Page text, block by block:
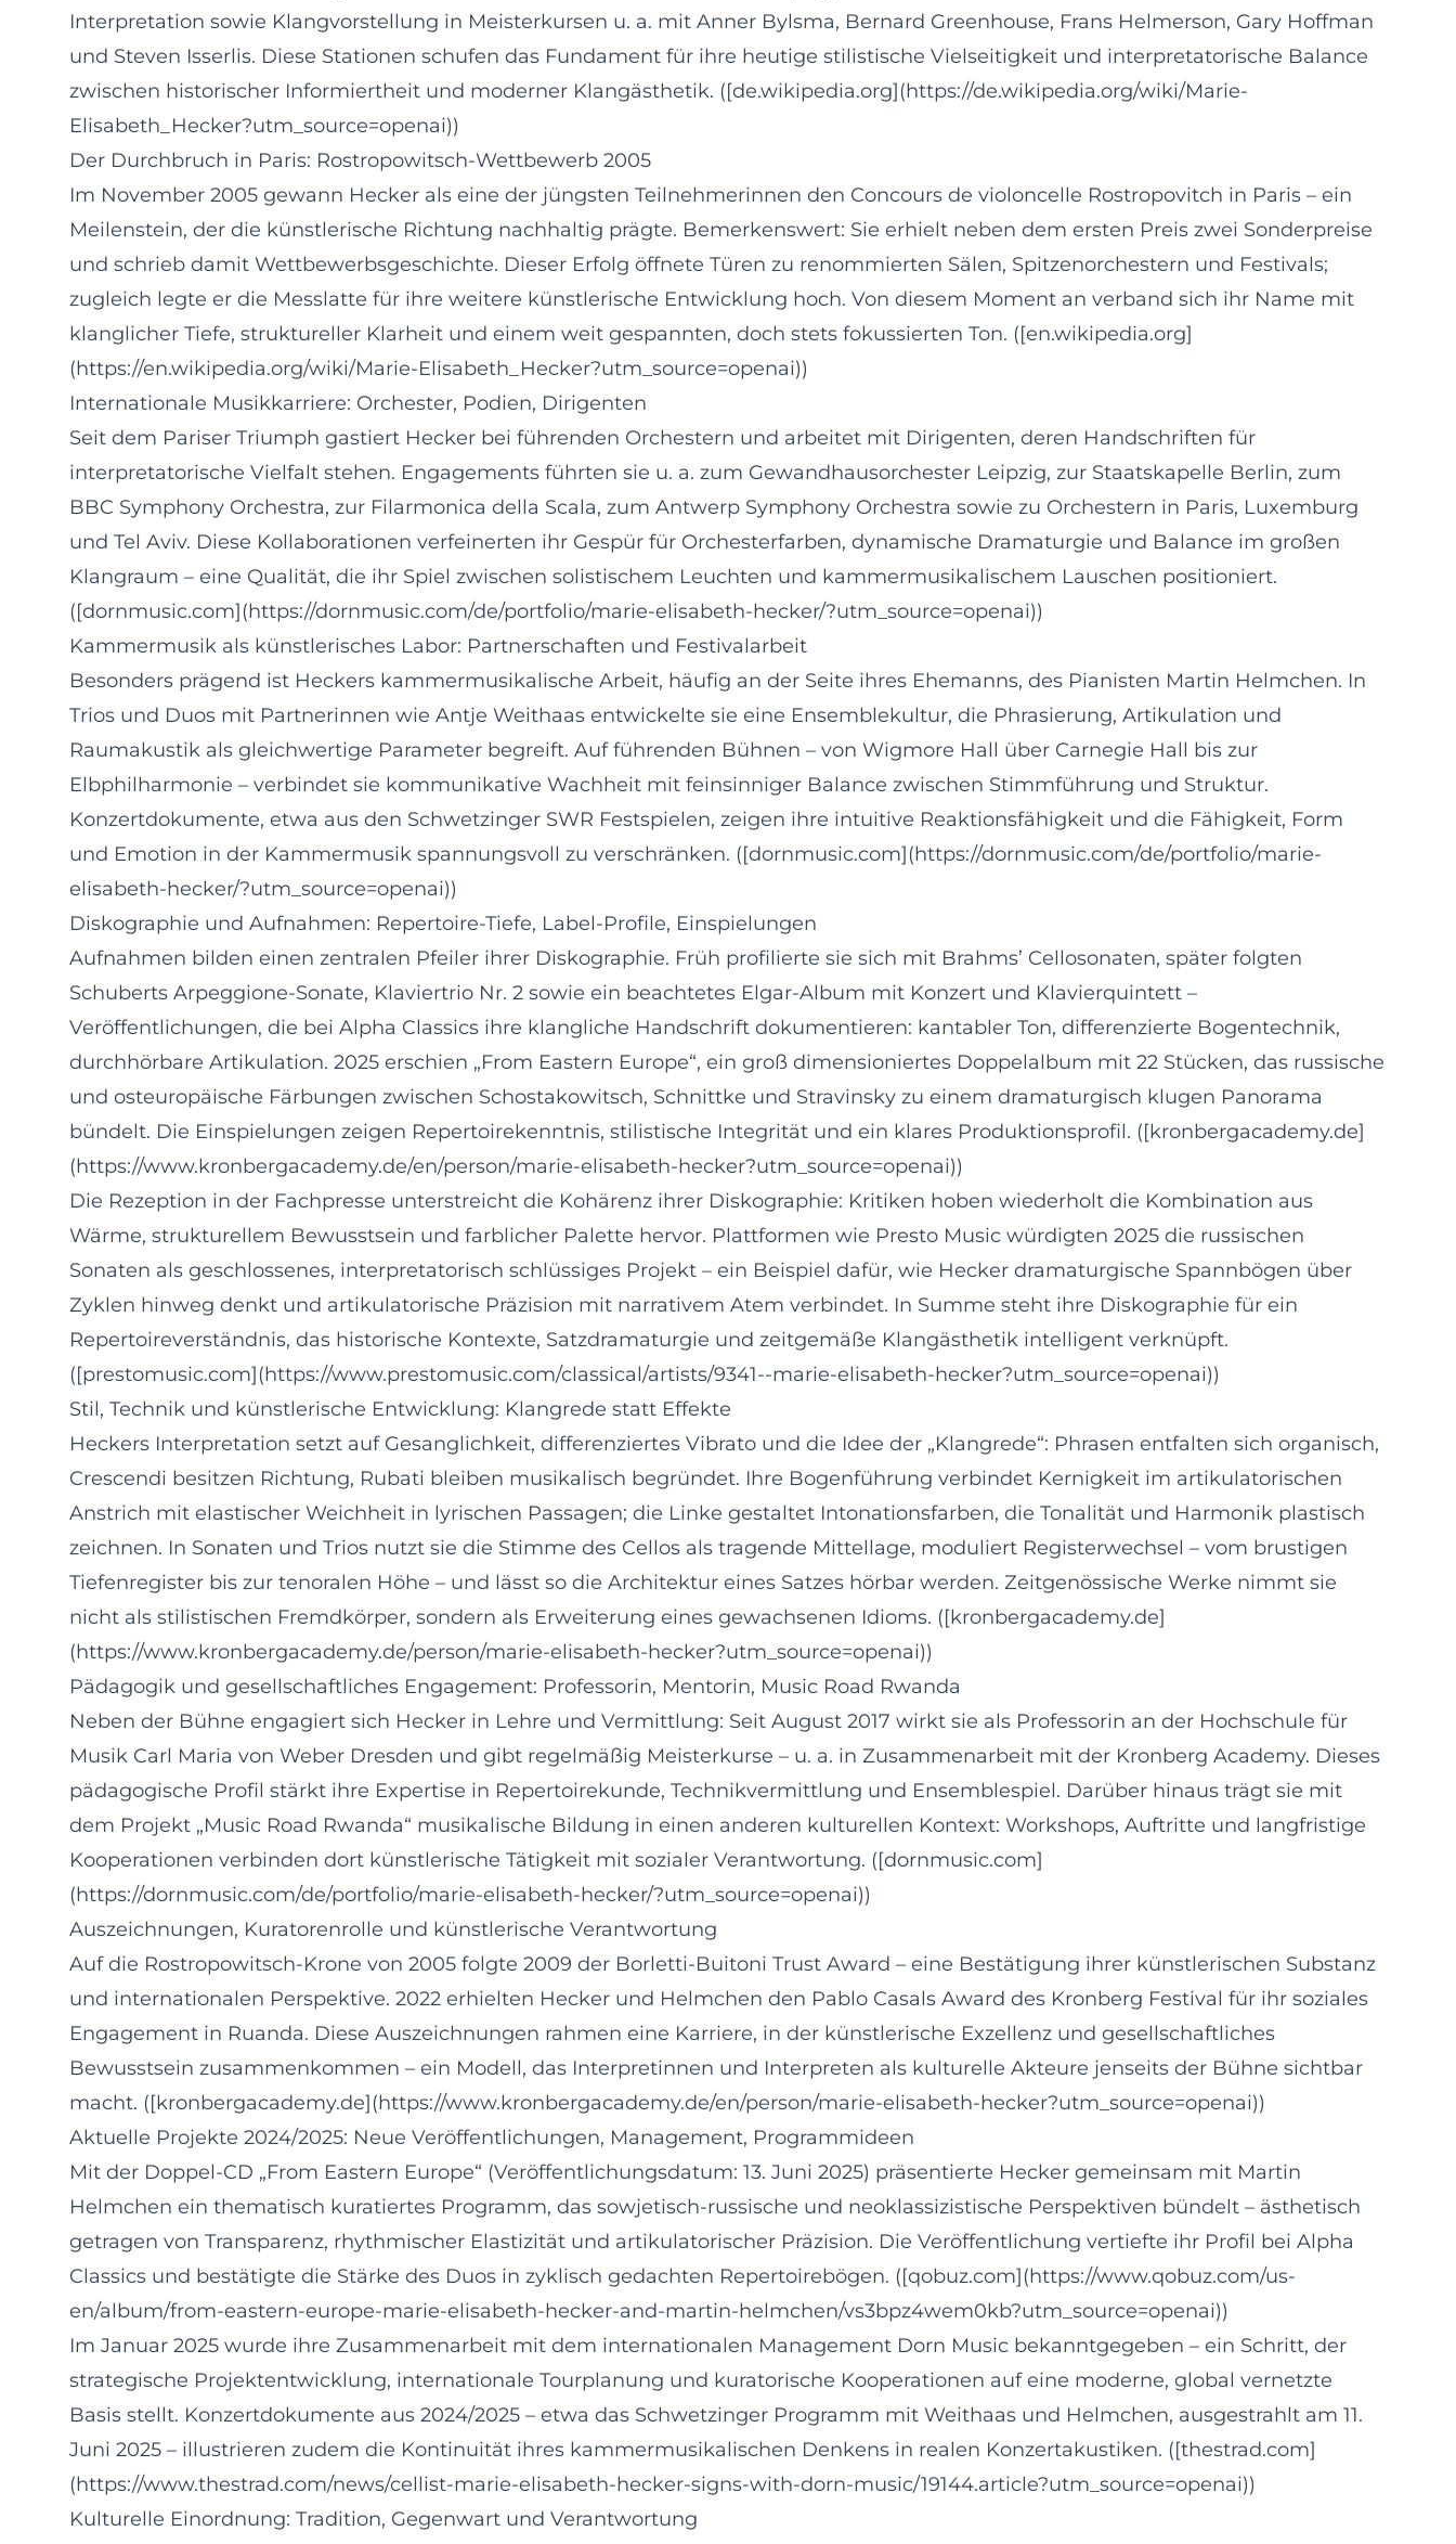
Interpretation sowie Klangvorstellung in Meisterkursen u. a. mit Anner Bylsma, Bernard Greenhouse, Frans Helmerson, Gary Hoffman
und Steven Isserlis. Diese Stationen schufen das Fundament für ihre heutige stilistische Vielseitigkeit und interpretatorische Balance
zwischen historischer Informiertheit und moderner Klangästhetik. ([de.wikipedia.org](https://de.wikipedia.org/wiki/Marie-
Elisabeth_Hecker?utm_source=openai))
Der Durchbruch in Paris: Rostropowitsch-Wettbewerb 2005
Im November 2005 gewann Hecker als eine der jüngsten Teilnehmerinnen den Concours de violoncelle Rostropovitch in Paris – ein
Meilenstein, der die künstlerische Richtung nachhaltig prägte. Bemerkenswert: Sie erhielt neben dem ersten Preis zwei Sonderpreise
und schrieb damit Wettbewerbsgeschichte. Dieser Erfolg öffnete Türen zu renommierten Sälen, Spitzenorchestern und Festivals;
zugleich legte er die Messlatte für ihre weitere künstlerische Entwicklung hoch. Von diesem Moment an verband sich ihr Name mit
klanglicher Tiefe, struktureller Klarheit und einem weit gespannten, doch stets fokussierten Ton. ([en.wikipedia.org]
(https://en.wikipedia.org/wiki/Marie-Elisabeth_Hecker?utm_source=openai))
Internationale Musikkarriere: Orchester, Podien, Dirigenten
Seit dem Pariser Triumph gastiert Hecker bei führenden Orchestern und arbeitet mit Dirigenten, deren Handschriften für
interpretatorische Vielfalt stehen. Engagements führten sie u. a. zum Gewandhausorchester Leipzig, zur Staatskapelle Berlin, zum
BBC Symphony Orchestra, zur Filarmonica della Scala, zum Antwerp Symphony Orchestra sowie zu Orchestern in Paris, Luxemburg
und Tel Aviv. Diese Kollaborationen verfeinerten ihr Gespür für Orchesterfarben, dynamische Dramaturgie und Balance im großen
Klangraum – eine Qualität, die ihr Spiel zwischen solistischem Leuchten und kammermusikalischem Lauschen positioniert.
([dornmusic.com](https://dornmusic.com/de/portfolio/marie-elisabeth-hecker/?utm_source=openai))
Kammermusik als künstlerisches Labor: Partnerschaften und Festivalarbeit
Besonders prägend ist Heckers kammermusikalische Arbeit, häufig an der Seite ihres Ehemanns, des Pianisten Martin Helmchen. In
Trios und Duos mit Partnerinnen wie Antje Weithaas entwickelte sie eine Ensemblekultur, die Phrasierung, Artikulation und
Raumakustik als gleichwertige Parameter begreift. Auf führenden Bühnen – von Wigmore Hall über Carnegie Hall bis zur
Elbphilharmonie – verbindet sie kommunikative Wachheit mit feinsinniger Balance zwischen Stimmführung und Struktur.
Konzertdokumente, etwa aus den Schwetzinger SWR Festspielen, zeigen ihre intuitive Reaktionsfähigkeit und die Fähigkeit, Form
und Emotion in der Kammermusik spannungsvoll zu verschränken. ([dornmusic.com](https://dornmusic.com/de/portfolio/marie-
elisabeth-hecker/?utm_source=openai))
Diskographie und Aufnahmen: Repertoire-Tiefe, Label-Profile, Einspielungen
Aufnahmen bilden einen zentralen Pfeiler ihrer Diskographie. Früh profilierte sie sich mit Brahms’ Cellosonaten, später folgten
Schuberts Arpeggione-Sonate, Klaviertrio Nr. 2 sowie ein beachtetes Elgar-Album mit Konzert und Klavierquintett –
Veröffentlichungen, die bei Alpha Classics ihre klangliche Handschrift dokumentieren: kantabler Ton, differenzierte Bogentechnik,
durchhörbare Artikulation. 2025 erschien „From Eastern Europe“, ein groß dimensioniertes Doppelalbum mit 22 Stücken, das russische
und osteuropäische Färbungen zwischen Schostakowitsch, Schnittke und Stravinsky zu einem dramaturgisch klugen Panorama
bündelt. Die Einspielungen zeigen Repertoirekenntnis, stilistische Integrität und ein klares Produktionsprofil. ([kronbergacademy.de]
(https://www.kronbergacademy.de/en/person/marie-elisabeth-hecker?utm_source=openai))
Die Rezeption in der Fachpresse unterstreicht die Kohärenz ihrer Diskographie: Kritiken hoben wiederholt die Kombination aus
Wärme, strukturellem Bewusstsein und farblicher Palette hervor. Plattformen wie Presto Music würdigten 2025 die russischen
Sonaten als geschlossenes, interpretatorisch schlüssiges Projekt – ein Beispiel dafür, wie Hecker dramaturgische Spannbögen über
Zyklen hinweg denkt und artikulatorische Präzision mit narrativem Atem verbindet. In Summe steht ihre Diskographie für ein
Repertoireverständnis, das historische Kontexte, Satzdramaturgie und zeitgemäße Klangästhetik intelligent verknüpft.
([prestomusic.com](https://www.prestomusic.com/classical/artists/9341--marie-elisabeth-hecker?utm_source=openai))
Stil, Technik und künstlerische Entwicklung: Klangrede statt Effekte
Heckers Interpretation setzt auf Gesanglichkeit, differenziertes Vibrato und die Idee der „Klangrede“: Phrasen entfalten sich organisch,
Crescendi besitzen Richtung, Rubati bleiben musikalisch begründet. Ihre Bogenführung verbindet Kernigkeit im artikulatorischen
Anstrich mit elastischer Weichheit in lyrischen Passagen; die Linke gestaltet Intonationsfarben, die Tonalität und Harmonik plastisch
zeichnen. In Sonaten und Trios nutzt sie die Stimme des Cellos als tragende Mittellage, moduliert Registerwechsel – vom brustigen
Tiefenregister bis zur tenoralen Höhe – und lässt so die Architektur eines Satzes hörbar werden. Zeitgenössische Werke nimmt sie
nicht als stilistischen Fremdkörper, sondern als Erweiterung eines gewachsenen Idioms. ([kronbergacademy.de]
(https://www.kronbergacademy.de/person/marie-elisabeth-hecker?utm_source=openai))
Pädagogik und gesellschaftliches Engagement: Professorin, Mentorin, Music Road Rwanda
Neben der Bühne engagiert sich Hecker in Lehre und Vermittlung: Seit August 2017 wirkt sie als Professorin an der Hochschule für
Musik Carl Maria von Weber Dresden und gibt regelmäßig Meisterkurse – u. a. in Zusammenarbeit mit der Kronberg Academy. Dieses
pädagogische Profil stärkt ihre Expertise in Repertoirekunde, Technikvermittlung und Ensemblespiel. Darüber hinaus trägt sie mit
dem Projekt „Music Road Rwanda“ musikalische Bildung in einen anderen kulturellen Kontext: Workshops, Auftritte und langfristige
Kooperationen verbinden dort künstlerische Tätigkeit mit sozialer Verantwortung. ([dornmusic.com]
(https://dornmusic.com/de/portfolio/marie-elisabeth-hecker/?utm_source=openai))
Auszeichnungen, Kuratorenrolle und künstlerische Verantwortung
Auf die Rostropowitsch-Krone von 2005 folgte 2009 der Borletti-Buitoni Trust Award – eine Bestätigung ihrer künstlerischen Substanz
und internationalen Perspektive. 2022 erhielten Hecker und Helmchen den Pablo Casals Award des Kronberg Festival für ihr soziales
Engagement in Ruanda. Diese Auszeichnungen rahmen eine Karriere, in der künstlerische Exzellenz und gesellschaftliches
Bewusstsein zusammenkommen – ein Modell, das Interpretinnen und Interpreten als kulturelle Akteure jenseits der Bühne sichtbar
macht. ([kronbergacademy.de](https://www.kronbergacademy.de/en/person/marie-elisabeth-hecker?utm_source=openai))
Aktuelle Projekte 2024/2025: Neue Veröffentlichungen, Management, Programmideen
Mit der Doppel-CD „From Eastern Europe“ (Veröffentlichungsdatum: 13. Juni 2025) präsentierte Hecker gemeinsam mit Martin
Helmchen ein thematisch kuratiertes Programm, das sowjetisch-russische und neoklassizistische Perspektiven bündelt – ästhetisch
getragen von Transparenz, rhythmischer Elastizität und artikulatorischer Präzision. Die Veröffentlichung vertiefte ihr Profil bei Alpha
Classics und bestätigte die Stärke des Duos in zyklisch gedachten Repertoirebögen. ([qobuz.com](https://www.qobuz.com/us-
en/album/from-eastern-europe-marie-elisabeth-hecker-and-martin-helmchen/vs3bpz4wem0kb?utm_source=openai))
Im Januar 2025 wurde ihre Zusammenarbeit mit dem internationalen Management Dorn Music bekanntgegeben – ein Schritt, der
strategische Projektentwicklung, internationale Tourplanung und kuratorische Kooperationen auf eine moderne, global vernetzte
Basis stellt. Konzertdokumente aus 2024/2025 – etwa das Schwetzinger Programm mit Weithaas und Helmchen, ausgestrahlt am 11.
Juni 2025 – illustrieren zudem die Kontinuität ihres kammermusikalischen Denkens in realen Konzertakustiken. ([thestrad.com]
(https://www.thestrad.com/news/cellist-marie-elisabeth-hecker-signs-with-dorn-music/19144.article?utm_source=openai))
Kulturelle Einordnung: Tradition, Gegenwart und Verantwortung